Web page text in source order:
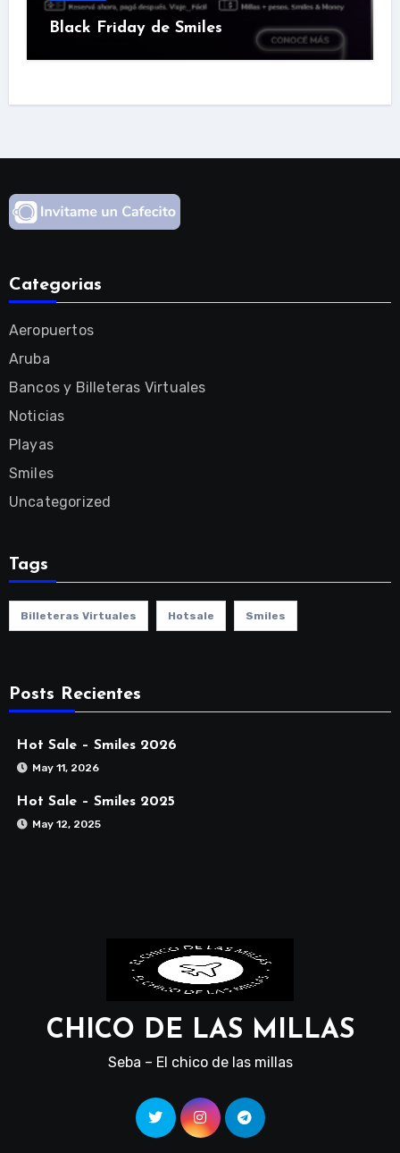
Black Friday de Smiles
Categorias
Aeropuertos
Aruba
Bancos y Billeteras Virtuales
Noticias
Playas
Smiles
Uncategorized
Tags
Billeteras Virtuales Hotsale Smiles
Posts Recientes
Hot Sale – Smiles 2026
May 11, 2026
Hot Sale – Smiles 2025
May 12, 2025
CHICO DE LAS MILLAS
Seba – El chico de las millas